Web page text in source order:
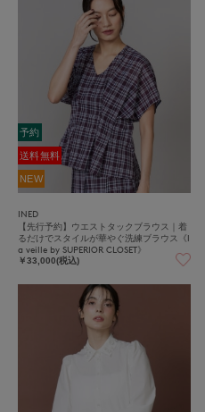
予約
送料無料
NEW
INED
【先行予約】ウエストタックブラウス｜着
るだけでスタイルが華やぐ洗練ブラウス《l
a veille by SUPERIOR CLOSET》
￥33,000(税込)